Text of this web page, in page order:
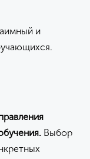
и
Выбор